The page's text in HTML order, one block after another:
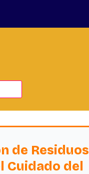
de Residuos
Cuidado del